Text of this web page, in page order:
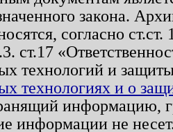
закона.
согласно
ст.17
технологий и
технологиях и о
информацию,
информации не